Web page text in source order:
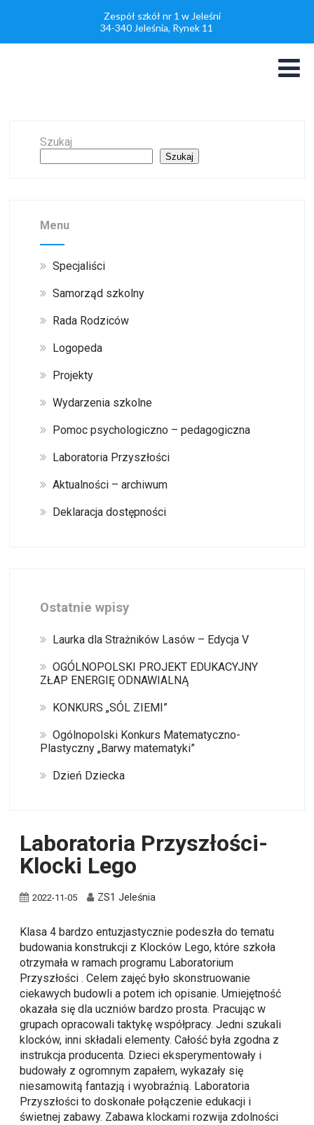
Zespół szkół nr 1 w Jeleśni
34-340 Jeleśnia, Rynek 11
Szukaj
Szukaj
Menu
Specjaliści
Samorząd szkolny
Rada Rodziców
Logopeda
Projekty
Wydarzenia szkolne
Pomoc psychologiczno – pedagogiczna
Laboratoria Przyszłości
Aktualności – archiwum
Deklaracja dostępności
Ostatnie wpisy
Laurka dla Strażników Lasów – Edycja V
OGÓLNOPOLSKI PROJEKT EDUKACYJNY
ZŁAP ENERGIĘ ODNAWIALNĄ
KONKURS „SÓL ZIEMI”
Ogólnopolski Konkurs Matematyczno-
Plastyczny „Barwy matematyki”
Dzień Dziecka
Laboratoria Przyszłości-
Klocki Lego
2022-11-05 ZS1 Jeleśnia
Klasa 4 bardzo entuzjastycznie podeszła do tematu
budowania konstrukcji z Klocków Lego, które szkoła
otrzymała w ramach programu Laboratorium
Przyszłości . Celem zajęć było skonstruowanie
ciekawych budowli a potem ich opisanie. Umiejętność
okazała się dla uczniów bardzo prosta. Pracując w
grupach opracowali taktykę współpracy. Jedni szukali
klocków, inni składali elementy. Całość była zgodna z
instrukcja producenta. Dzieci eksperymentowały i
budowały z ogromnym zapałem, wykazały się
niesamowitą fantazją i wyobraźnią. Laboratoria
Przyszłości to doskonałe połączenie edukacji i
świetnej zabawy. Zabawa klockami rozwija zdolności